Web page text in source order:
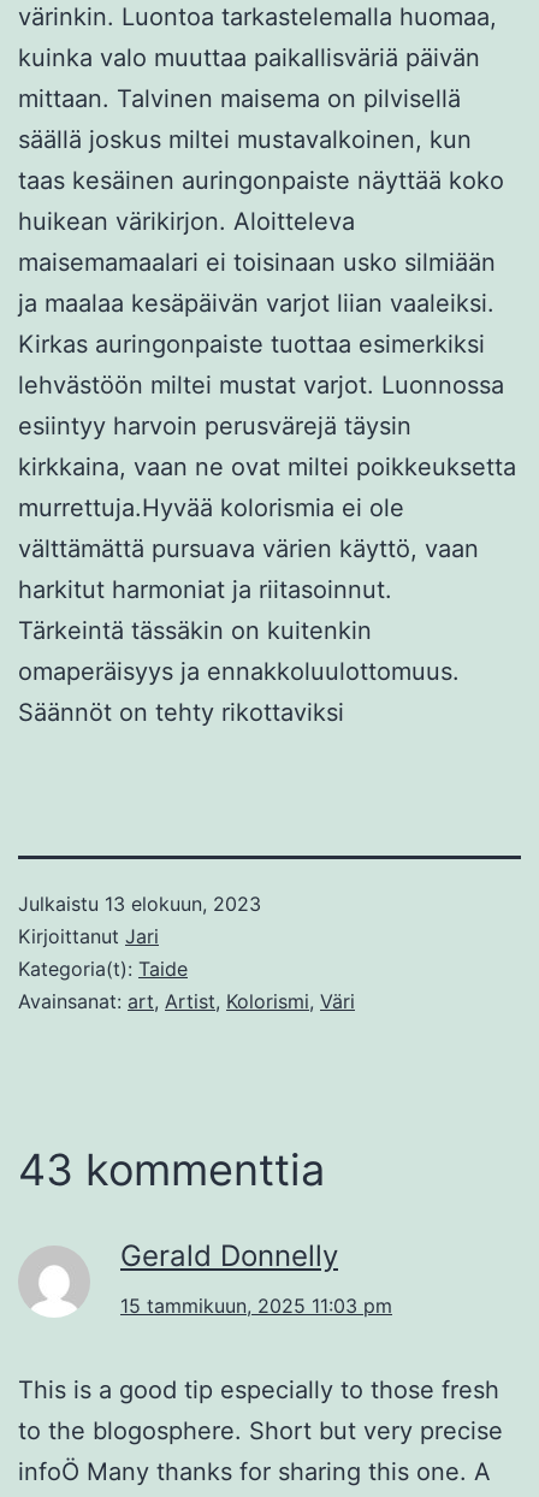
värinkin. Luontoa tarkastelemalla huomaa,
kuinka valo muuttaa paikallisväriä päivän
mittaan. Talvinen maisema on pilvisellä
säällä joskus miltei mustavalkoinen, kun
taas kesäinen auringonpaiste näyttää koko
huikean värikirjon. Aloitteleva
maisemamaalari ei toisinaan usko silmiään
ja maalaa kesäpäivän varjot liian vaaleiksi.
Kirkas auringonpaiste tuottaa esimerkiksi
lehvästöön miltei mustat varjot. Luonnossa
esiintyy harvoin perusvärejä täysin
kirkkaina, vaan ne ovat miltei poikkeuksetta
murrettuja.Hyvää kolorismia ei ole
välttämättä pursuava värien käyttö, vaan
harkitut harmoniat ja riitasoinnut.
Tärkeintä tässäkin on kuitenkin
omaperäisyys ja ennakkoluulottomuus.
Säännöt on tehty rikottaviksi
Julkaistu 13 elokuun, 2023
Kirjoittanut Jari
Kategoria(t): Taide
Avainsanat: art, Artist, Kolorismi, Väri
43 kommenttia
Gerald Donnelly
15 tammikuun, 2025 11:03 pm
This is a good tip especially to those fresh
to the blogosphere. Short but very precise
infoÖ Many thanks for sharing this one. A